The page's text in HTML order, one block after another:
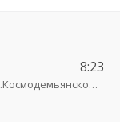
8:23
Памятник А.Космодемьянскому(Балтийское шоссе) трасса